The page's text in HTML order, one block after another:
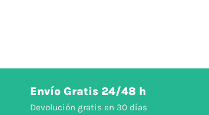
Envío Gratis 24/48 h
Devolución gratis en 30 días